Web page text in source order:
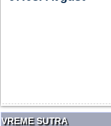
VREME SUTRA